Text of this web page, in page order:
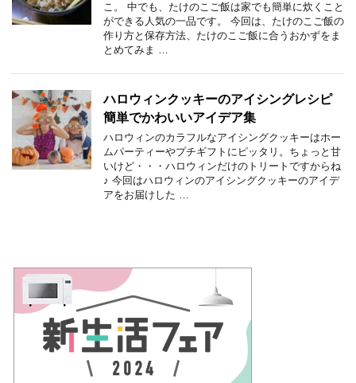
こ。 中でも、たけのこご飯は家でも簡単に炊くこと
ができる人気の一品です。 今回は、たけのこご飯の
作り方と保存方法、たけのこご飯に合うおかずをま
とめてみま …
ハロウィンクッキーのアイシングレシピ
簡単でかわいいアイデア集
ハロウィンのカラフルなアイシングクッキーはホー
ムパーティーやプチギフトにピッタリ。ちょっと甘
いけど・・・ハロウィンだけのトリートですからね
♪ 今回はハロウィンのアイシングクッキーのアイデ
アをお届けした …